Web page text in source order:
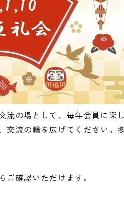
の場として、毎年会員に楽
交流の輪を広げてください。
ご確認いただけます。